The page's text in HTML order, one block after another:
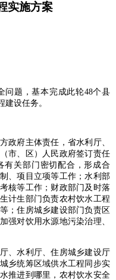
实施方案
题，基本完成此轮48个县
建设任务。
府主体责任，省水利厅、
市、区）人民政府签订责任
有关部门密切配合，形成合
、项目立项等工作；水利部
核等工作；财政部门及时落
计生部门负责农村饮水工程
；住房城乡建设部门负责区
强对饮用水源地污染治理、
水利厅、住房城乡建设厅
乡统筹区域供水工程同步实
推进到哪里，农村饮水安全